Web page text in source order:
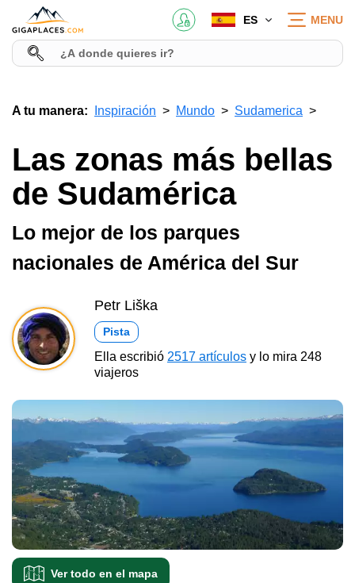
ES MENU
A tu manera: Inspiración Mundo Sudamerica
Las zonas más bellas
de Sudamérica
Lo mejor de los parques
nacionales de América del Sur
Petr Liška
Pista
Ella escribió 2517 artículos y lo mira 248
viajeros
Ver todo en el mapa